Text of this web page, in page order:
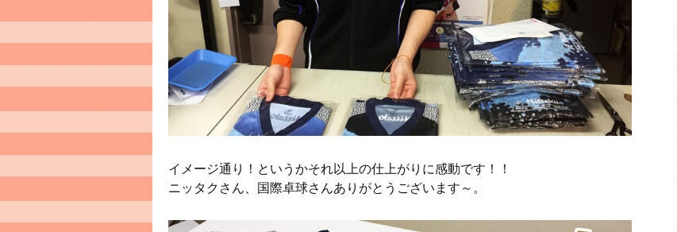
イメージ通り！というかそれ以上の仕上がりに感動です！！
ニッタクさん、国際卓球さんありがとうございます～。